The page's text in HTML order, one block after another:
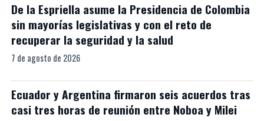
De la Espriella asume la Presidencia de Colombia
sin mayorías legislativas y con el reto de
recuperar la seguridad y la salud
7 de agosto de 2026
Ecuador y Argentina firmaron seis acuerdos tras
casi tres horas de reunión entre Noboa y Milei